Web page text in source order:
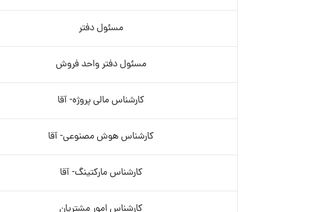
مسئول دفتر
مسئول دفتر واحد فروش
کارشناس مالی پروژه- آقا
کارشناس هوش مصنوعی- آقا
کارشناس مارکتینگ- آقا
کارشناس امور مشتریان